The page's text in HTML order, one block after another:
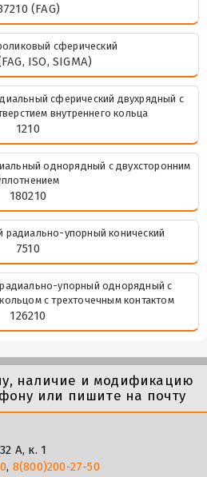
(FAG)
сферический
ISO, SIGMA)
сферический двухрядный с
внутреннего кольца
1210
однорядный с двухсторонним
180210
упорный конический
7510
упорный однорядный с
с трехточечным контактом
126210
наличие и модификацию
или пишите на почту
А, к. 1
, 8(800)200-27-50